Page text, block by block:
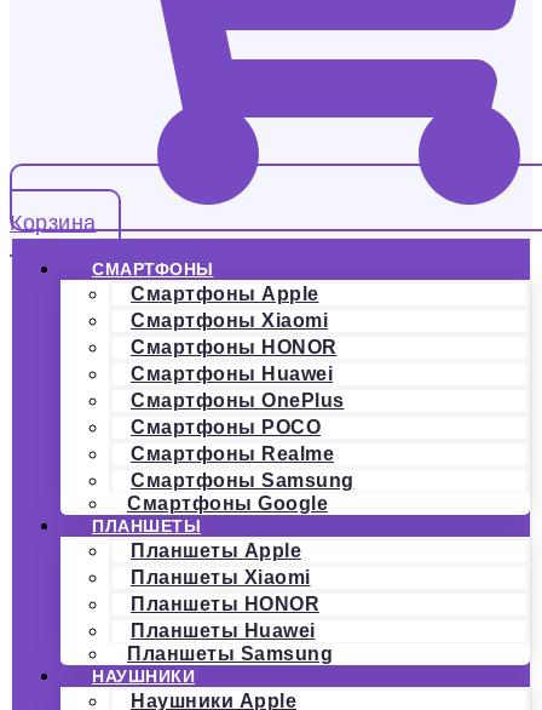
Корзина
СМАРТФОНЫ
Смартфоны Apple
Смартфоны Xiaomi
Смартфоны HONOR
Смартфоны Huawei
Смартфоны OnePlus
Смартфоны POCO
Смартфоны Realme
Смартфоны Samsung
Смартфоны Google
ПЛАНШЕТЫ
Планшеты Apple
Планшеты Xiaomi
Планшеты HONOR
Планшеты Huawei
Планшеты Samsung
НАУШНИКИ
Наушники Apple